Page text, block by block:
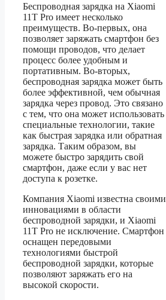
Беспроводная зарядка на Xiaomi
11T Pro имеет несколько
преимуществ. Во-первых, она
позволяет заряжать смартфон без
помощи проводов, что делает
процесс более удобным и
портативным. Во-вторых,
беспроводная зарядка может быть
более эффективной, чем обычная
зарядка через провод. Это связано
с тем, что она может использовать
специальные технологии, такие
как быстрая зарядка или обратная
зарядка. Таким образом, вы
можете быстро зарядить свой
смартфон, даже если у вас нет
доступа к розетке.
Компания Xiaomi известна своими
инновациями в области
беспроводной зарядки, и Xiaomi
11T Pro не исключение. Смартфон
оснащен передовыми
технологиями быстрой
беспроводной зарядки, которые
позволяют заряжать его на
высокой скорости.